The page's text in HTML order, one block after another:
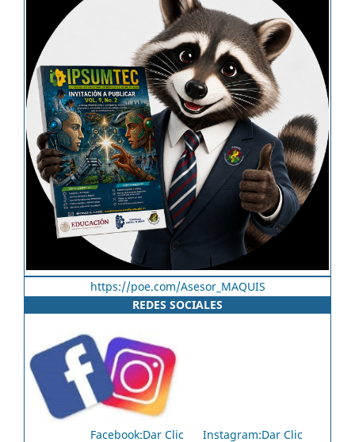
https://poe.com/Asesor_MAQUIS
REDES SOCIALES
Facebook:Dar Clic Instagram:Dar Clic